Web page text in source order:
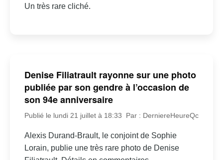
Un très rare cliché.
Denise Filiatrault rayonne sur une photo
publiée par son gendre à l’occasion de
son 94e anniversaire
Publié le lundi 21 juillet à 18:33 Par : DerniereHeureQc
Alexis Durand-Brault, le conjoint de Sophie
Lorain, publie une très rare photo de Denise